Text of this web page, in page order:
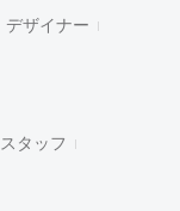
デザイナー
タッフ